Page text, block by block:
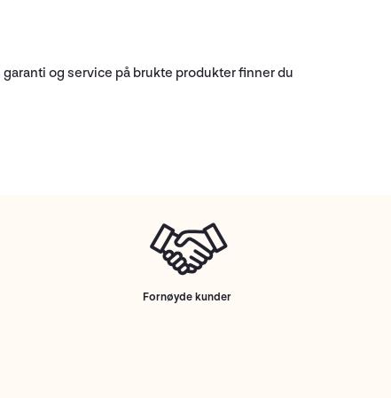
og service på brukte produkter finner du
Fornøyde kunder